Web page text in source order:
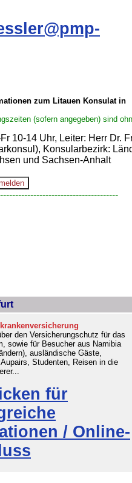
zum Litauen Konsulat in
(sofern angegeben) sind
10-14 Uhr, Leiter: Herr Dr.
Konsularbezirk:
und Sachsen-Anhalt
den Versicherungschutz für das
sowie für Besucher aus Namibia
ausländische Gäste,
Studenten, Reisen in die
für
/ Online-